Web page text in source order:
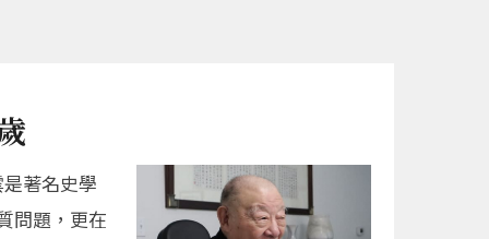
著名史學
問題，更在